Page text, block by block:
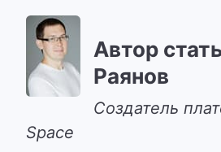
Автор
Раянов
Cоздатель
Space